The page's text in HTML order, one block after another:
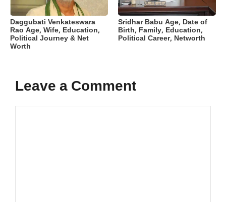
Daggubati Venkateswara
Rao Age, Wife, Education,
Political Journey & Net
Worth
Sridhar Babu Age, Date of
Birth, Family, Education,
Political Career, Networth
Leave a Comment
Comment